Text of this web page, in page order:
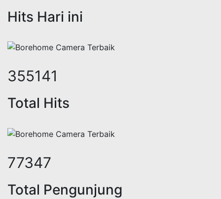
Hits Hari ini
434693
Total Hits
94673
Total Pengunjung